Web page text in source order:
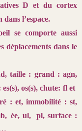
D et du cortex
l’espace.
se comporte aussi
déplacements dans le
taille : grand : agn,
os(s), chute: fl et
: et, immobilité : st,
ée, ul, pl, surface :